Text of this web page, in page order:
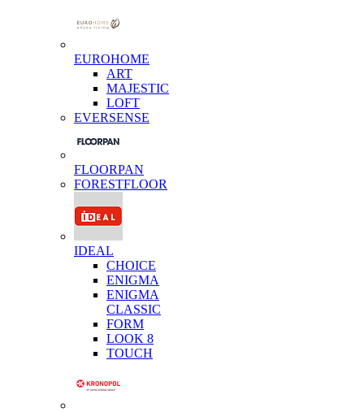
EUROHOME
ART
MAJESTIC
LOFT
EVERSENSE
FLOORPAN
FORESTFLOOR
IDEAL
CHOICE
ENIGMA
ENIGMA
CLASSIC
FORM
LOOK 8
TOUCH